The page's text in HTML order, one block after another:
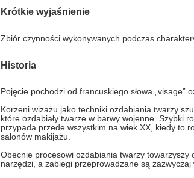
Krótkie wyjaśnienie
Zbiór czynności wykonywanych podczas
Historia
Pojęcie pochodzi od francuskiego słowa „visage”
Korzeni wizażu jako techniki ozdabiania twarzy
które ozdabiały twarze w barwy wojenne. Szybki
przypada przede wszystkim na wiek XX, kiedy to
salonów makijażu.
Obecnie procesowi ozdabiania twarzy towarzyszy
narzędzi, a zabiegi przeprowadzane są